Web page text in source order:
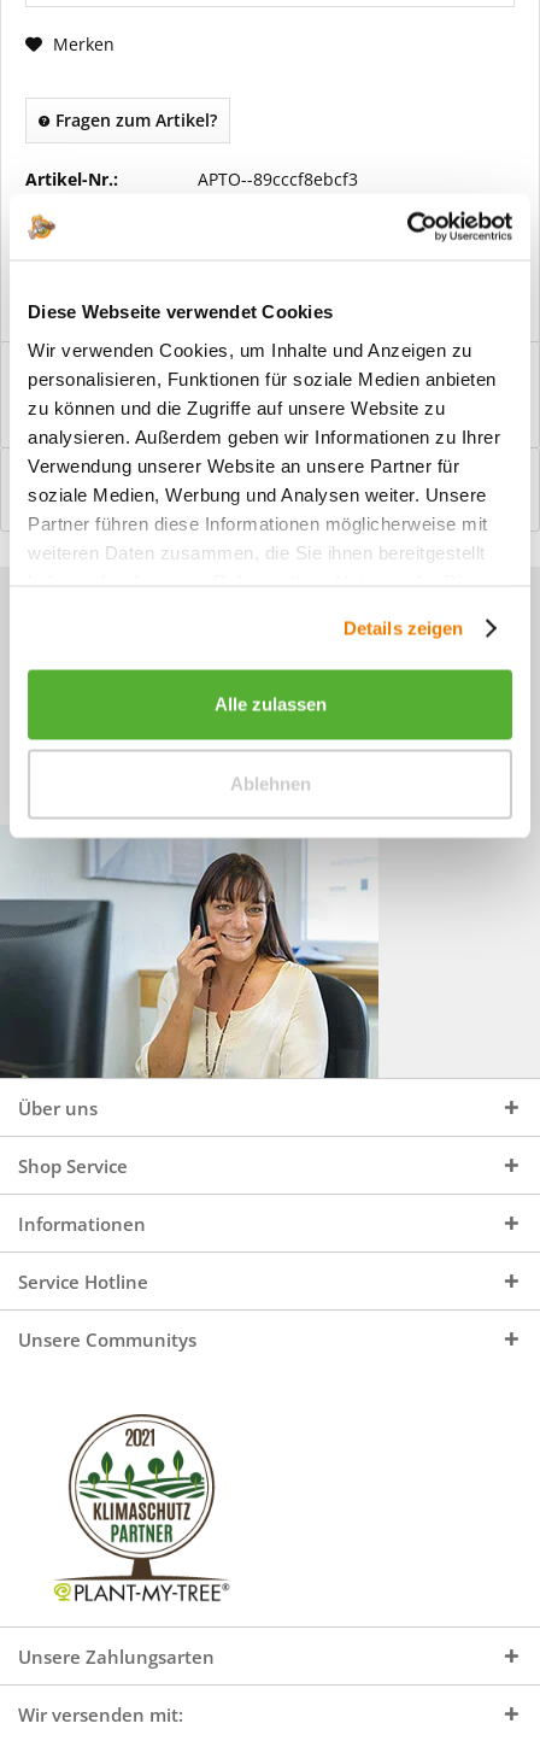
Diese Webseite verwendet Cookies
Wir verwenden Cookies, um Inhalte und Anzeigen zu
personalisieren, Funktionen für soziale Medien anbieten
zu können und die Zugriffe auf unsere Website zu
analysieren. Außerdem geben wir Informationen zu Ihrer
Verwendung unserer Website an unsere Partner für
soziale Medien, Werbung und Analysen weiter. Unsere
Partner führen diese Informationen möglicherweise mit
weiteren Daten zusammen, die Sie ihnen bereitgestellt
Details zeigen
Alle zulassen
Ablehnen
Merken
Fragen zum Artikel?
Artikel-Nr.: APTO--89cccf8ebcf3
Vorteile
Windfangelemente online am Bildschirm konfigurieren und
einbaufertig bestellen. In wenigen...
Bewertungen
0
Bewertungen lesen, schreiben und diskutieren...mehr
Sie haben Fragen zu unseren
+49 (0)4244 965 34 04
Mo - Do, 09:00 - 16:00 Uhr
und Fr, 09:00 - 13:00 Uhr
Über uns
Shop Service
Informationen
Service Hotline
Unsere Communitys
Unsere Zahlungsarten
Wir versenden mit: